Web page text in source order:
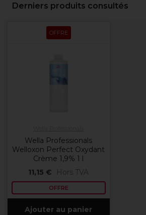
Derniers produits consultés
OFFRE
Wella Professionals
Welloxon Perfect Oxydant
Crème 1,9% 1 l
11,15 €
Hors TVA
OFFRE
Ajouter au panier